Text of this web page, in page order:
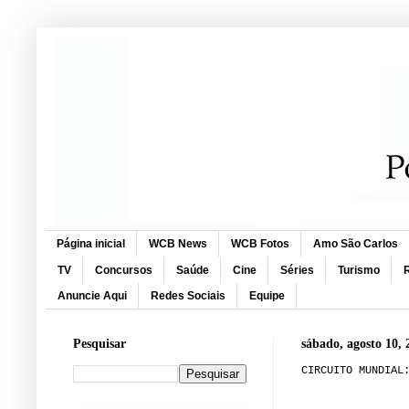
Página inicial WCB News WCB Fotos Amo São Carlos
TV Concursos Saúde Cine Séries Turismo
Anuncie Aqui Redes Sociais Equipe
sábado, agosto 10,
CIRCUITO
Pesquisar